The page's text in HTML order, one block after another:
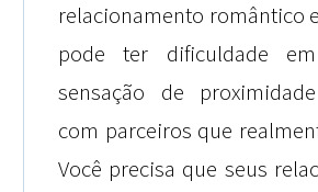
relacionamento romântico
pode ter dificuldade
sensação de
com parceiros que
Você precisa que seus